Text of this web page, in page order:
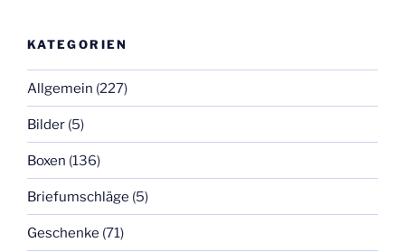
KATEGORIEN
Allgemein (227)
Bilder (5)
Boxen (136)
Briefumschläge (5)
Geschenke (71)